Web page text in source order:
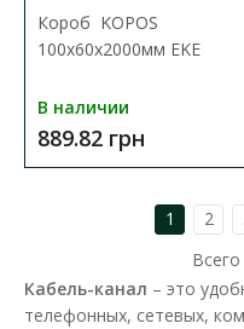
Короб KOPOS
100х60х2000мм EKE
В наличии
889.82 грн
1 2
Всего
Кабель-канал – это
телефонных, сетевых,